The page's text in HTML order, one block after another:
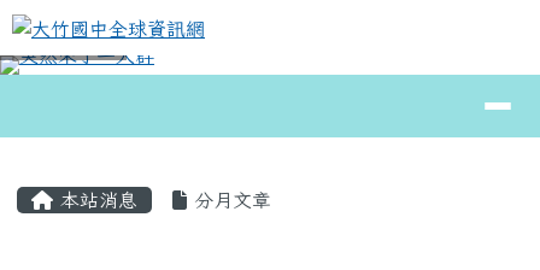
跳至主內容區
大竹國中全球資訊網
⏸
本站消息 分月文章